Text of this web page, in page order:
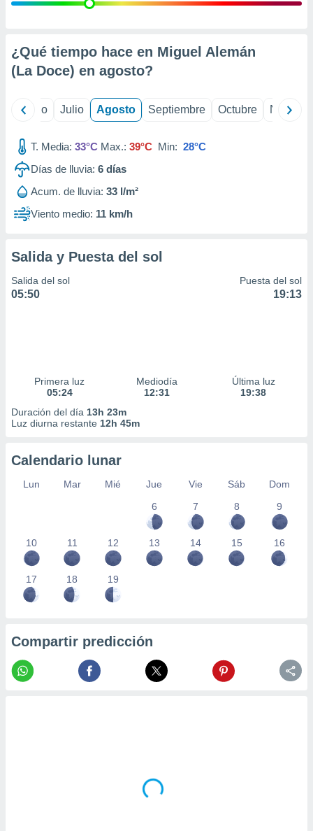
e
mediante
de
1199
¿Qué tiempo hace en Miguel Alemán
(La Doce) en agosto?
Junio Julio Agosto Septiembre Octubre
T. Media: 33°C Max.: 39°C Min: 28°C
Días de lluvia: 6 días
Acum. de lluvia: 33 l/m²
Viento medio: 11 km/h
Salida y Puesta del sol
Salida del sol
05:50
Puesta del sol
19:13
Primera luz
05:24
Mediodía
12:31
Última luz
19:38
Duración del día 13h 23m
Luz diurna restante 12h 45m
Calendario lunar
Lun Mar Mié Jue Vie Sáb
Dom
6
7 8 9
10 11 12 13 14 15 16
17 18 19
Compartir predicción